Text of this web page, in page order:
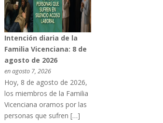
Intención diaria de la
Familia Vicenciana: 8 de
agosto de 2026
en agosto 7, 2026
Hoy, 8 de agosto de 2026,
los miembros de la Familia
Vicenciana oramos por las
personas que sufren […]